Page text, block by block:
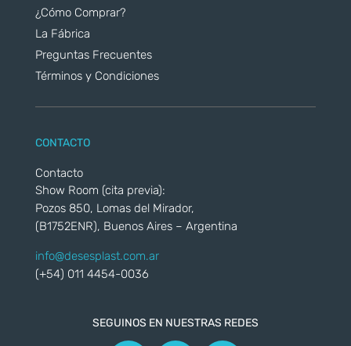
¿Cómo Comprar?
La Fábrica
Preguntas Frecuentes
Términos y Condiciones
CONTACTO
Contacto
Show Room (cita previa):
Pozos 850, Lomas del Mirador,
(B1752ENR), Buenos Aires – Argentina
info@desesplast.com.ar
(+54) 011 4454-0036
SEGUINOS EN NUESTRAS REDES